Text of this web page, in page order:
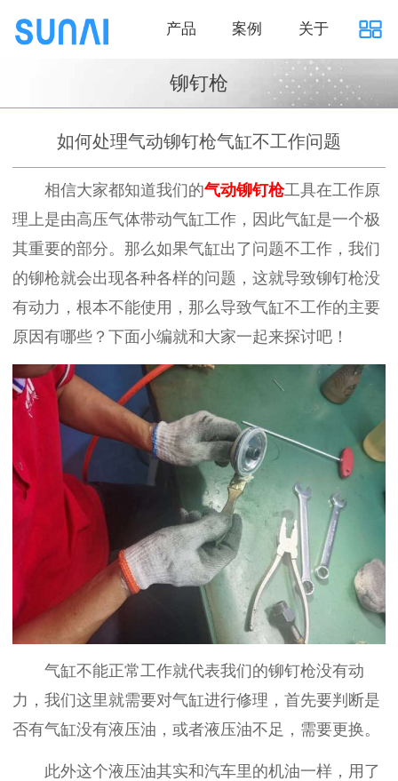
产品 案例 关于
铆钉枪
如何处理气动铆钉枪气缸不工作问题
相信大家都知道我们的气动铆钉枪工具在工作原
理上是由高压气体带动气缸工作，因此气缸是一个极
其重要的部分。那么如果气缸出了问题不工作，我们
的铆枪就会出现各种各样的问题，这就导致铆钉枪没
有动力，根本不能使用，那么导致气缸不工作的主要
原因有哪些？下面小编就和大家一起来探讨吧！
气缸不能正常工作就代表我们的铆钉枪没有动
力，我们这里就需要对气缸进行修理，首先要判断是
否有气缸没有液压油，或者液压油不足，需要更换。
此外这个液压油其实和汽车里的机油一样，用了